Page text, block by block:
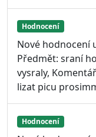
Hodnocení
Nové hodnocení
Předmět: sraní
vysraly,
lizat picu
Hodnocení